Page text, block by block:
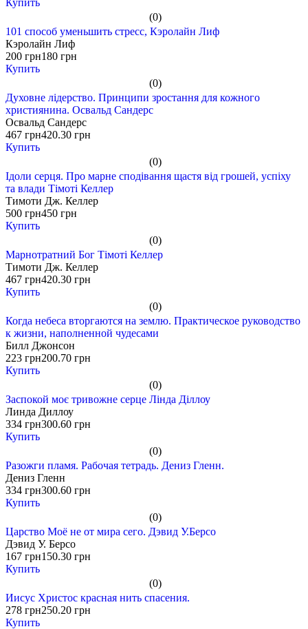
(0)
101 способ уменьшить стресс, Кэролайн Лиф
Кэролайн Лиф
200 грн180 грн
Купить
(0)
Духовне лідерство. Принципи зростання для кожного
християнина. Освальд Сандерс
Освальд Сандерс
467 грн420.30 грн
Купить
(0)
Ідоли серця. Про марне сподівання щастя від грошей, успіху
та влади Тімоті Келлер
Тимоти Дж. Келлер
500 грн450 грн
Купить
(0)
Марнотратний Бог Тімоті Келлер
Тимоти Дж. Келлер
467 грн420.30 грн
Купить
(0)
Когда небеса вторгаются на землю. Практическое руководство
к жизни, наполненной чудесами
Билл Джонсон
223 грн200.70 грн
Купить
(0)
Заспокой моє тривожне серце Лінда Діллоу
Линда Диллоу
334 грн300.60 грн
Купить
(0)
Разожги пламя. Рабочая тетрадь. Дениз Гленн.
Дениз Гленн
334 грн300.60 грн
Купить
(0)
Царство Моё не от мира сего. Дэвид У.Берсо
Дэвид У. Берсо
167 грн150.30 грн
Купить
(0)
Иисус Христос красная нить спасения.
278 грн250.20 грн
Купить